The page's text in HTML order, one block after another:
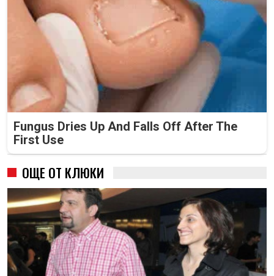
Fungus Dries Up And Falls Off After The
First Use
ОЩЕ ОТ КЛЮКИ